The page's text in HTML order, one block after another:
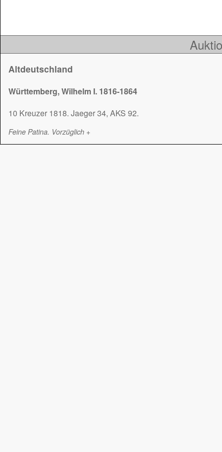
Altdeutschland
Württemberg, Wilhelm I. 1816-1864
10 Kreuzer 1818. Jaeger 34, AKS 92.
Feine Patina. Vorzüglich +